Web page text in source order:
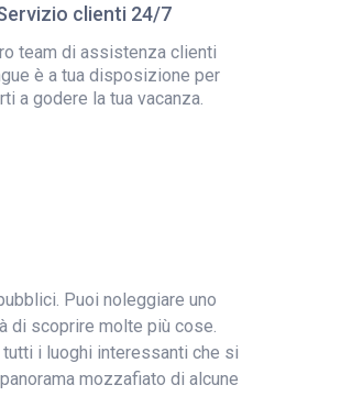
clienti 24/7
team di assistenza clienti
è a tua disposizione per
a godere la tua vacanza.
Puoi noleggiare uno
di scoprire molte più cose.
i luoghi interessanti che si
mozzafiato di alcune